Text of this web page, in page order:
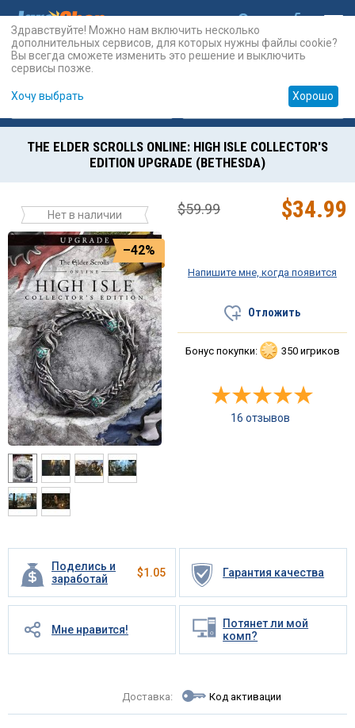
Карты Prepaid
THE ELDER SCROLLS ONLINE: HIGH ISLE COLLECTOR'S
EDITION UPGRADE (BETHESDA)
Нет в наличии
–42%
Поделись и
заработай
$1.05 Гарантия качества
Мне нравится!
Потянет ли мой
комп?
Доставка: Код активации
$34.99
$59.99
Напишите мне, когда появится
Отложить
Бонус покупки: 350 игриков
16 отзывов
Здравствуйте! Можно нам включить несколько
дополнительных сервисов, для которых нужны файлы cookie?
Вы всегда сможете изменить это решение и выключить
сервисы позже.
Хочу выбрать Хорошо